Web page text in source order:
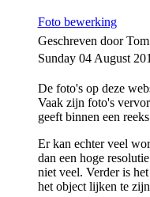
Foto bewerking
Geschreven door
Sunday 04 August
De foto's op deze
Vaak zijn foto's
geeft binnen een
Er kan echter veel
dan een hoge
niet veel. Verder is
het object lijken te